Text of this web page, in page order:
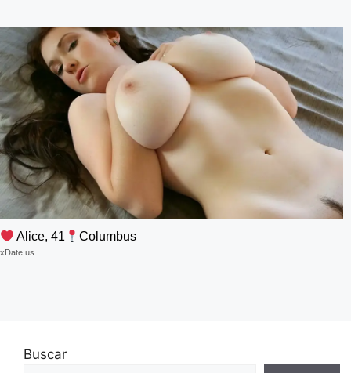
Alice, 41 Columbus
xDate.us
Buscar